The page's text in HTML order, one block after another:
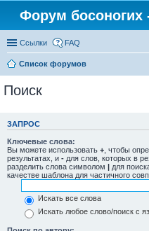
Форум босоногих
Ссылки FAQ
Список форумов
Поиск
ЗАПРОС
Ключевые слова:
Вы можете использовать + , чтобы
результатах, и - для слов, которых в
разделить слова символом | для
качестве шаблона для частичного
Искать все слова
Искать любое слово/поиск с